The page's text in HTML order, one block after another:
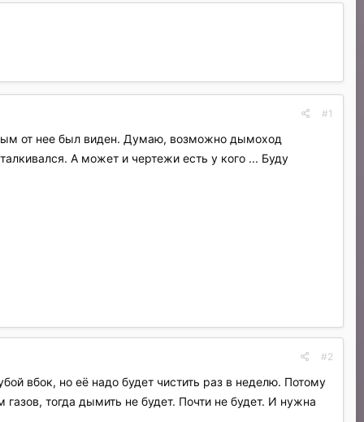
#1
от нее был виден. Думаю, возможно дымоход
А может и чертежи есть у кого ... Буду
#2
вбок, но её надо будет чистить раз в неделю. Потому
тогда дымить не будет. Почти не будет. И нужна